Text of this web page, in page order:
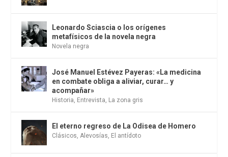
Leonardo Sciascia o los orígenes
metafísicos de la novela negra
Novela negra
José Manuel Estévez Payeras: «La medicina
en combate obliga a aliviar, curar… y
acompañar»
Historia Entrevista La zona gris
El eterno regreso de La Odisea de Homero
Clásicos Alevosías El antídoto